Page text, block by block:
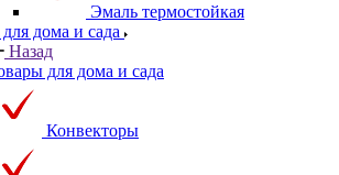
Эмаль термостойкая
дома и сада
Назад
для дома и сада
Конвекторы